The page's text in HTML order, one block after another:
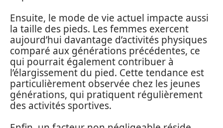
Ensuite, le mode de vie actuel impacte aussi
la taille des pieds. Les femmes exercent
aujourd’hui davantage d’activités physiques
comparé aux générations précédentes, ce
qui pourrait également contribuer à
l’élargissement du pied. Cette tendance est
particulièrement observée chez les jeunes
générations, qui pratiquent régulièrement
des activités sportives.